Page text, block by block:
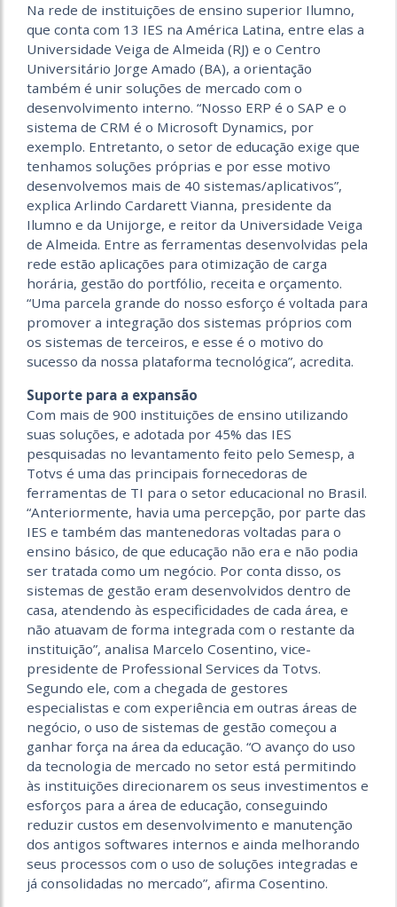
Na rede de instituições de ensino superior Ilumno,
que conta com 13 IES na América Latina, entre elas a
Universidade Veiga de Almeida (RJ) e o Centro
Universitário Jorge Amado (BA), a orientação
também é unir soluções de mercado com o
desenvolvimento interno. “Nosso ERP é o SAP e o
sistema de CRM é o Microsoft Dynamics, por
exemplo. Entretanto, o setor de educação exige que
tenhamos soluções próprias e por esse motivo
desenvolvemos mais de 40 sistemas/aplicativos”,
explica Arlindo Cardarett Vianna, presidente da
Ilumno e da Unijorge, e reitor da Universidade Veiga
de Almeida. Entre as ferramentas desenvolvidas pela
rede estão aplicações para otimização de carga
horária, gestão do portfólio, receita e orçamento.
“Uma parcela grande do nosso esforço é voltada para
promover a integração dos sistemas próprios com
os sistemas de terceiros, e esse é o motivo do
sucesso da nossa plataforma tecnológica”, acredita.
Suporte para a expansão
Com mais de 900 instituições de ensino utilizando
suas soluções, e adotada por 45% das IES
pesquisadas no levantamento feito pelo Semesp, a
Totvs é uma das principais fornecedoras de
ferramentas de TI para o setor educacional no Brasil.
“Anteriormente, havia uma percepção, por parte das
IES e também das mantenedoras voltadas para o
ensino básico, de que educação não era e não podia
ser tratada como um negócio. Por conta disso, os
sistemas de gestão eram desenvolvidos dentro de
casa, atendendo às especificidades de cada área, e
não atuavam de forma integrada com o restante da
instituição”, analisa Marcelo Cosentino, vice-
presidente de Professional Services da Totvs.
Segundo ele, com a chegada de gestores
especialistas e com experiência em outras áreas de
negócio, o uso de sistemas de gestão começou a
ganhar força na área da educação. “O avanço do uso
da tecnologia de mercado no setor está permitindo
às instituições direcionarem os seus investimentos e
esforços para a área de educação, conseguindo
reduzir custos em desenvolvimento e manutenção
dos antigos softwares internos e ainda melhorando
seus processos com o uso de soluções integradas e
já consolidadas no mercado”, afirma Cosentino.